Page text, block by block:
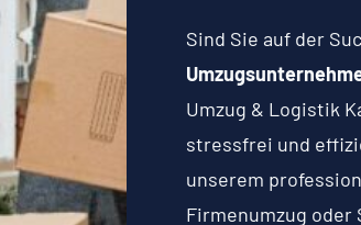
Sind Sie auf der
Umzug & Logistik
stressfrei und
unserem
Firmenumzug oder